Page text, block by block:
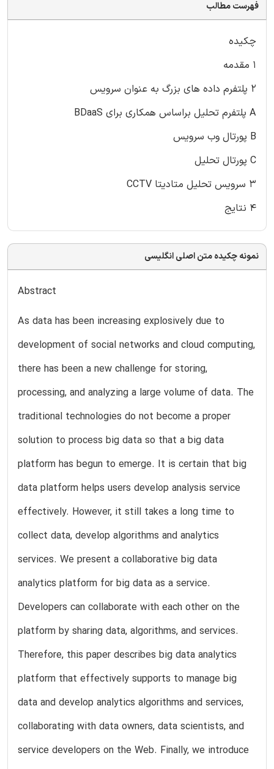
فهرست مطالب
چکیده
1 مقدمه
2 پلتفرم داده های بزرگ به عنوان سرویس
A پلتفرم تحلیل براساس همکاری برای BDaaS
B پورتال وب سرویس
C پورتال تحلیل
3 سرویس تحلیل متادیتا CCTV
4 نتایج
نمونه چکیده متن اصلی انگلیسی
Abstract
As data has been increasing explosively due to
development of social networks and cloud computing,
there has been a new challenge for storing,
processing, and analyzing a large volume of data. The
traditional technologies do not become a proper
solution to process big data so that a big data
platform has begun to emerge. It is certain that big
data platform helps users develop analysis service
effectively. However, it still takes a long time to
collect data, develop algorithms and analytics
services. We present a collaborative big data
analytics platform for big data as a service.
Developers can collaborate with each other on the
platform by sharing data, algorithms, and services.
Therefore, this paper describes big data analytics
platform that effectively supports to manage big
data and develop analytics algorithms and services,
collaborating with data owners, data scientists, and
service developers on the Web. Finally, we introduce